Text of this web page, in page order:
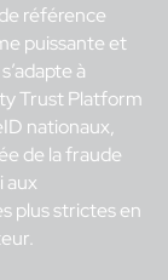
référence
puissante et
à
Trust Platform
nationaux,
de la fraude
aux
plus strictes en